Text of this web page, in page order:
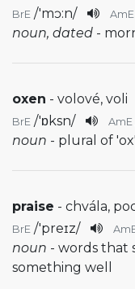
BrE /'mɔ:n/ AmE
noun, dated -
oxen - volové, voli
BrE /'ɒksn/ AmE
noun - plural of 'ox'
praise - chvála,
BrE /'preɪz/
noun - words that
something well